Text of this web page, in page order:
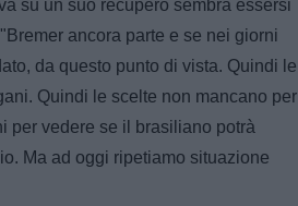
su un suo recupero sembra essersi
ancora parte e se nei giorni
da questo punto di vista. Quindi le
Quindi le scelte non mancano per
per vedere se il brasiliano potrà
Ma ad oggi ripetiamo situazione